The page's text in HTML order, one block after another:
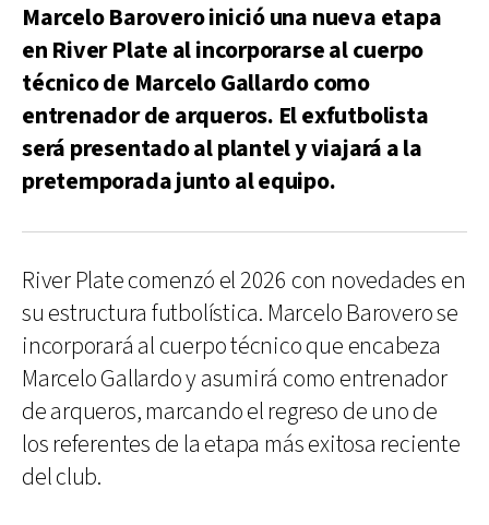
Marcelo Barovero inició una nueva etapa
en River Plate al incorporarse al cuerpo
técnico de Marcelo Gallardo como
entrenador de arqueros. El exfutbolista
será presentado al plantel y viajará a la
pretemporada junto al equipo.
River Plate comenzó el 2026 con novedades en
su estructura futbolística. Marcelo Barovero se
incorporará al cuerpo técnico que encabeza
Marcelo Gallardo y asumirá como entrenador
de arqueros, marcando el regreso de uno de
los referentes de la etapa más exitosa reciente
del club.